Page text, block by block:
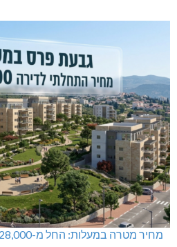
מחיר מטרה במעלות: החל מ-728,000 ₪